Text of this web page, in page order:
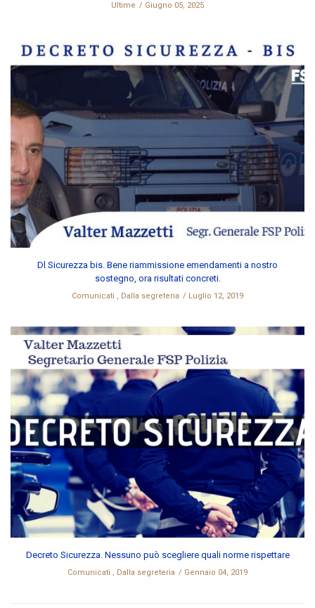
Ultime Giugno 05, 2025
Dl Sicurezza bis. Bene riammissione emendamenti a nostro
sostegno, ora risultati concreti.
Comunicati , Dalla segreteria Luglio 12, 2019
Decreto Sicurezza. Nessuno può scegliere quali norme rispettare
Comunicati , Dalla segreteria Gennaio 04, 2019